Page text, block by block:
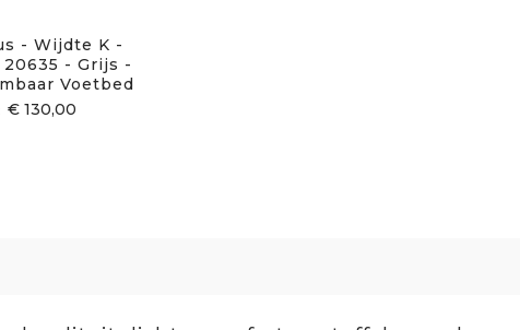
- Wijdte K -
- Grijs -
Voetbed
€ 130,00